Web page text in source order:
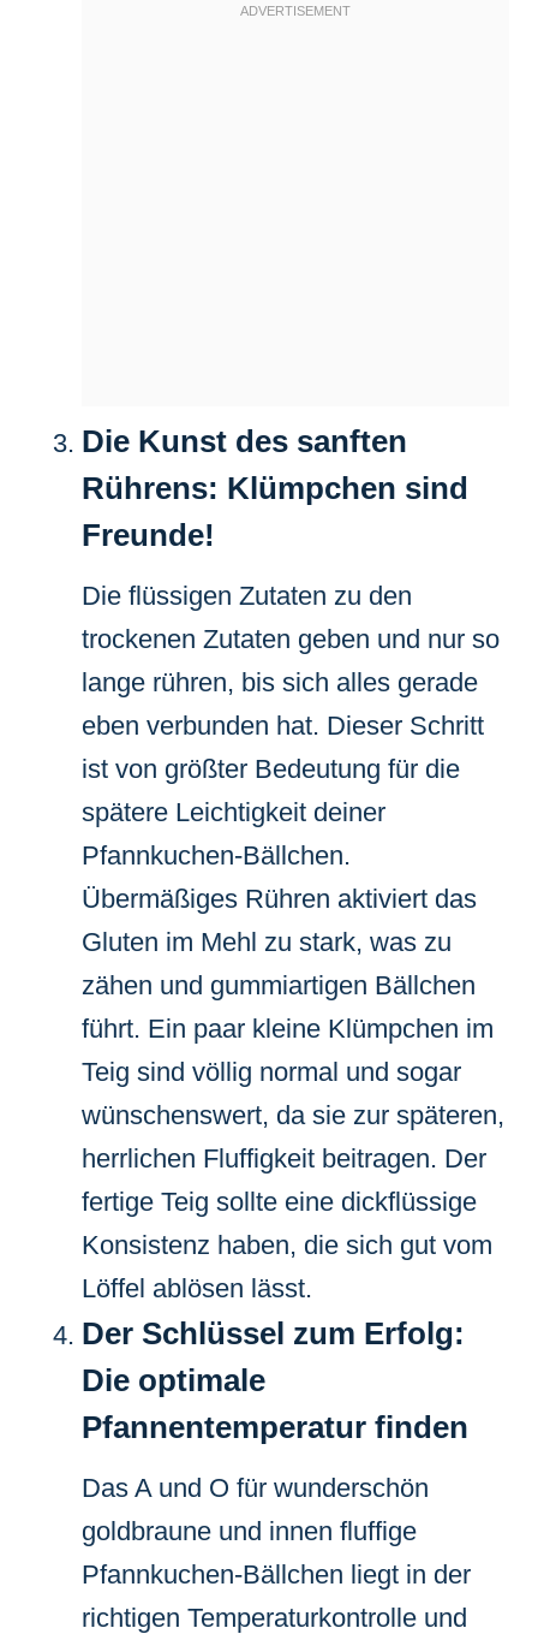
Die Kunst des sanften
Rührens: Klümpchen sind
Freunde!
Die flüssigen Zutaten zu den
trockenen Zutaten geben und nur so
lange rühren, bis sich alles gerade
eben verbunden hat. Dieser Schritt
ist von größter Bedeutung für die
spätere Leichtigkeit deiner
Pfannkuchen-Bällchen.
Übermäßiges Rühren aktiviert das
Gluten im Mehl zu stark, was zu
zähen und gummiartigen Bällchen
führt. Ein paar kleine Klümpchen im
Teig sind völlig normal und sogar
wünschenswert, da sie zur späteren,
herrlichen Fluffigkeit beitragen. Der
fertige Teig sollte eine dickflüssige
Konsistenz haben, die sich gut vom
Löffel ablösen lässt.
Der Schlüssel zum Erfolg:
Die optimale
Pfannentemperatur finden
Das A und O für wunderschön
goldbraune und innen fluffige
Pfannkuchen-Bällchen liegt in der
richtigen Temperaturkontrolle und